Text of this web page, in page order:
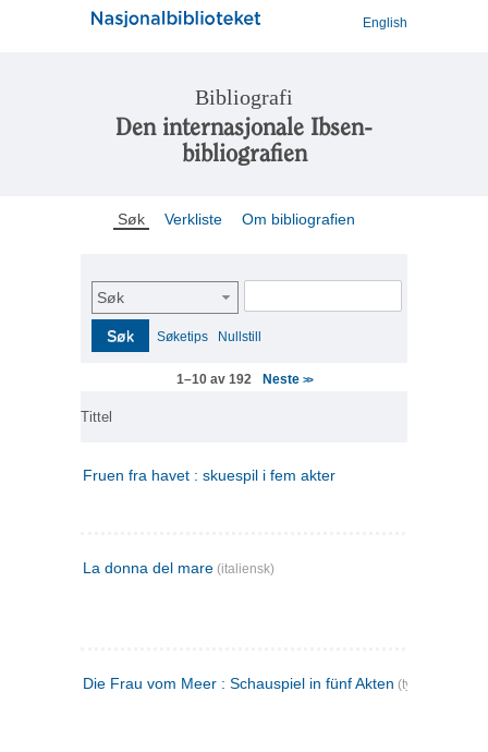
English
Bibliografi
Den internasjonale Ibsen-
bibliografien
Søk Verkliste Om bibliografien
Søk
Søk Søketips Nullstill
1–10 av 192 Neste >>
Tittel
Fruen fra havet : skuespil i fem akter
La donna del mare (italiensk)
Die Frau vom Meer : Schauspiel in fünf Akten (tysk)